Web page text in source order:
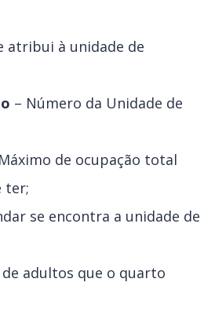
atribui à unidade de
– Número da Unidade de
de ocupação total
ter;
se encontra a unidade de
adultos que o quarto